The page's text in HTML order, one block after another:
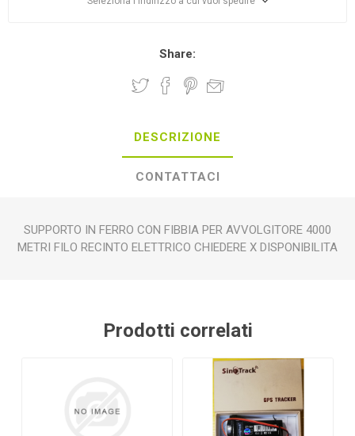
Share:
DESCRIZIONE
CONTATTACI
SUPPORTO IN FERRO CON FIBBIA PER AVVOLGITORE 4000
METRI FILO RECINTO ELETTRICO CHIEDERE X DISPONIBILITA
Prodotti correlati